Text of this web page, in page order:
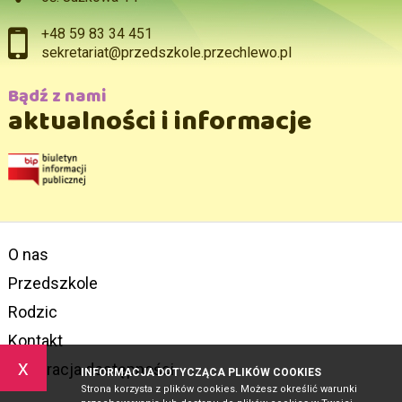
x INFORMACJA DOTYCZĄCA PLIKÓW COOKIES
Strona korzysta z plików cookies. Możesz określić warunki
+48 59 83 34 451
sekretariat@przedszkole.przechlewo.pl
Bądź z nami
aktualności i informacje
O nas
Przedszkole
Rodzic
Kontakt
Deklaracja dostępności